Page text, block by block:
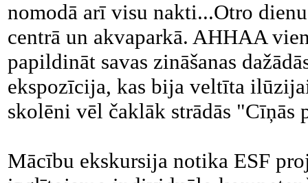
nomodā arī visu nakti...Otro
centrā un akvaparkā. AHHAA
papildināt savas zināšanas
ekspozīcija, kas bija veltīta
skolēni vēl čaklāk strādās "Cīņās
Mācību ekskursija notika ESF